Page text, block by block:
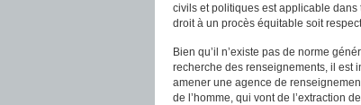
civils et politiques est applicable
droit à un procès équitable soit
Bien qu’il n’existe pas de norme
recherche des renseignements, il est
amener une agence de
de l’homme, qui vont de l’extraction